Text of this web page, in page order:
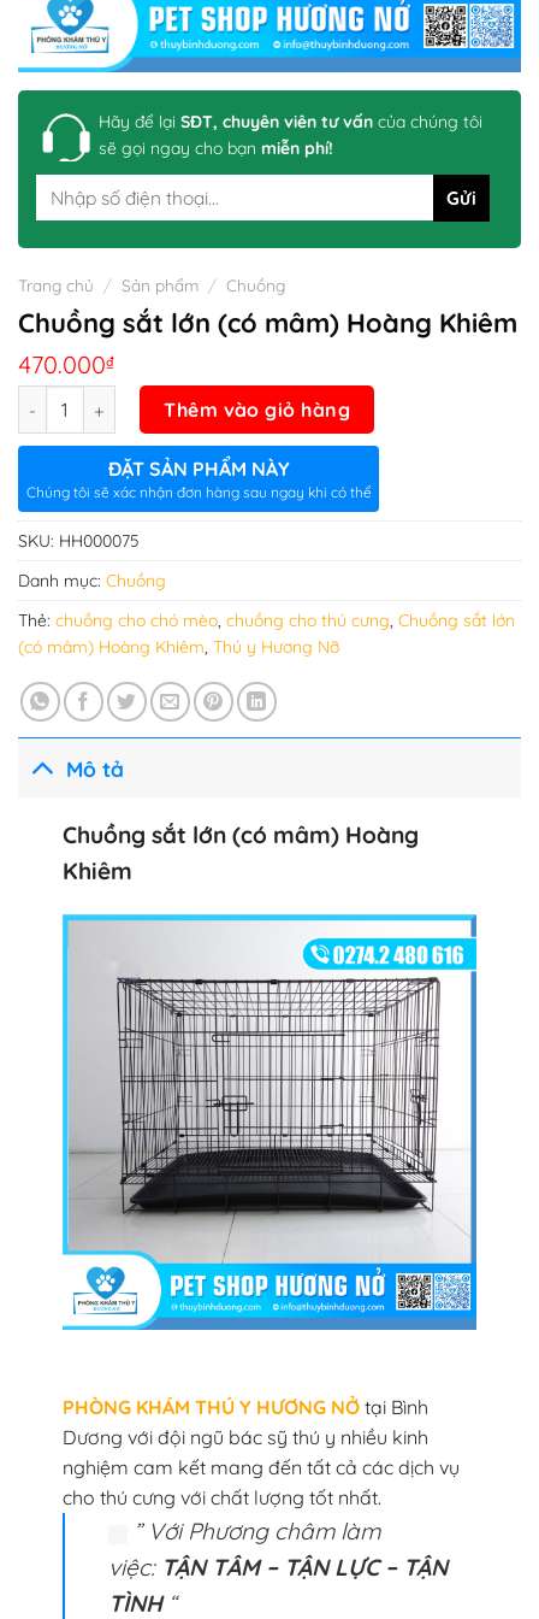
Hãy để lại SĐT, chuyên viên tư vấn của chúng tôi
sẽ gọi ngay cho bạn miễn phí!
Trang chủ / Sản phẩm / Chuồng
Chuồng sắt lớn (có mâm) Hoàng Khiêm
470.000₫
Thêm vào giỏ hàng
ĐẶT SẢN PHẨM NÀY
Chúng tôi sẽ xác nhận đơn hàng sau ngay khi có thể
SKU: HH000075
Danh mục: Chuồng
Thẻ: chuồng cho chó mèo, chuồng cho thú cưng, Chuồng sắt lớn
(có mâm) Hoàng Khiêm, Thú y Hương Nỡ
Mô tả
Chuồng sắt lớn (có mâm) Hoàng
Khiêm
PHÒNG KHÁM THÚ Y HƯƠNG NỞtại Bình
Dương với đội ngũ bác sỹ thú y nhiều kinh
nghiệm cam kết mang đến tất cả các dịch vụ
cho thú cưng với chất lượng tốt nhất.
” Với Phương châm làm
việc: TẬN TÂM – TẬN LỰC – TẬN
TÌNH“